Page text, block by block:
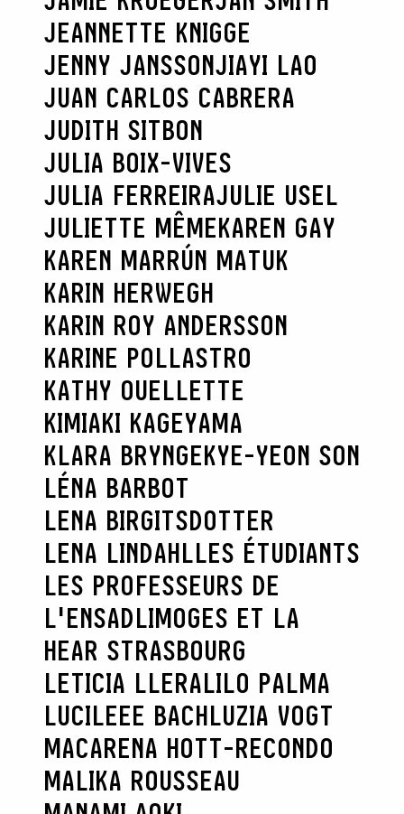
JEANNETTE KNIGGE
JENNY JANSSONJIAYI LAO
JUAN CARLOS CABRERA
JUDITH SITBON
JULIA BOIX-VIVES
JULIA FERREIRAJULIE USEL
JULIETTE MÊMEKAREN GAY
KAREN MARRÚN MATUK
KARIN HERWEGH
KARIN ROY ANDERSSON
KARINE POLLASTRO
KATHY OUELLETTE
KIMIAKI KAGEYAMA
KLARA BRYNGEKYE-YEON SON
LÉNA BARBOT
LENA BIRGITSDOTTER
LENA LINDAHLLES ÉTUDIANTS
LES PROFESSEURS DE
L'ENSADLIMOGES ET LA
HEAR STRASBOURG
LETICIA LLERALILO PALMA
LUCILEEE BACHLUZIA VOGT
MACARENA HOTT-RECONDO
MALIKA ROUSSEAU